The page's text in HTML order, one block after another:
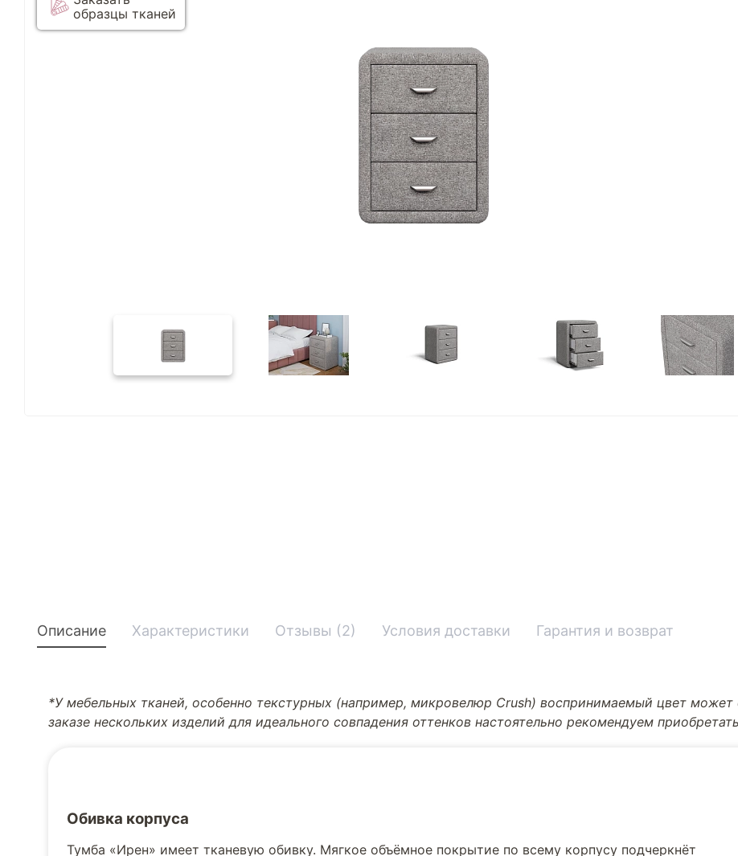
образцы тканей
Описание Характеристики Отзывы (2) Условия доставки Гарантия и возврат
*У мебельных тканей, особенно текстурных (например, микровелюр Crush) воспринимаемый цвет может
заказе нескольких изделий для идеального совпадения оттенков настоятельно рекомендуем
Обивка корпуса
Тумба «Ирен» имеет тканевую обивку. Мягкое объёмное покрытие по всему корпусу подчеркнёт